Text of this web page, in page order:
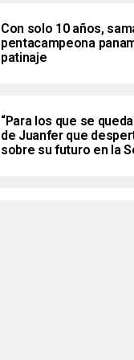
Con solo 10 años,
pentacampeona
patinaje
“Para los que se
de Juanfer que
sobre su futuro en la